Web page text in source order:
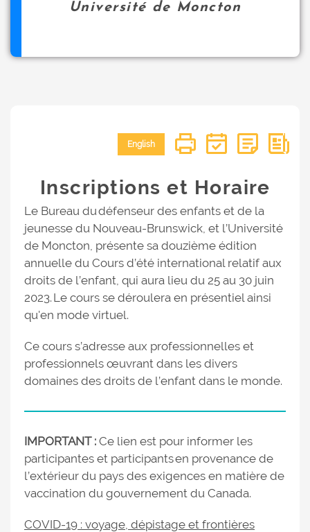
Université de Moncton
English
Inscriptions et Horaire
Le Bureau du défenseur des enfants et de la
jeunesse du Nouveau-Brunswick, et l’Université
de Moncton, présente sa douzième édition
annuelle du Cours d’été international relatif aux
droits de l’enfant, qui aura lieu du 25 au 30 juin
2023. Le cours se déroulera en présentiel ainsi
qu'en mode virtuel.
Ce cours s’adresse aux professionnelles et
professionnels œuvrant dans les divers
domaines des droits de l’enfant dans le monde.
IMPORTANT : Ce lien est pour informer les
participantes et participants en provenance de
l’extérieur du pays des exigences en matière de
vaccination du gouvernement du Canada.
COVID-19 : voyage, dépistage et frontières